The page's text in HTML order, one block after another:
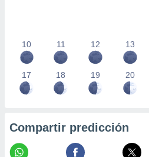
10 11 12 13
17 18 19 20
Compartir predicción